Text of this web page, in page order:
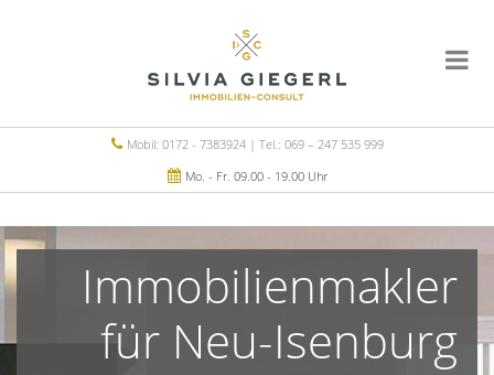
Mobil: 0172 - 7383924 | Tel.: 069 – 247 535 999
Mo. - Fr. 09.00 - 19.00 Uhr
Immobilienmakler
für Neu-Isenburg